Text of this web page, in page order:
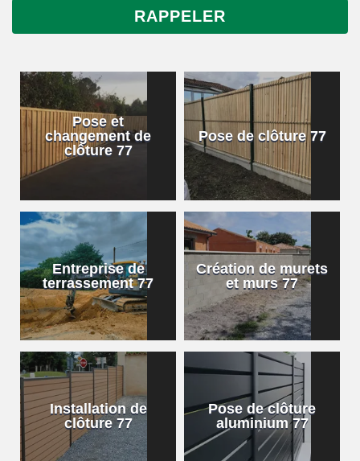
Pose et
changement de
clôture 77
Pose de clôture 77
Entreprise de
terrassement 77
Création de murets
et murs 77
Installation de
clôture 77
Pose de clôture
aluminium 77